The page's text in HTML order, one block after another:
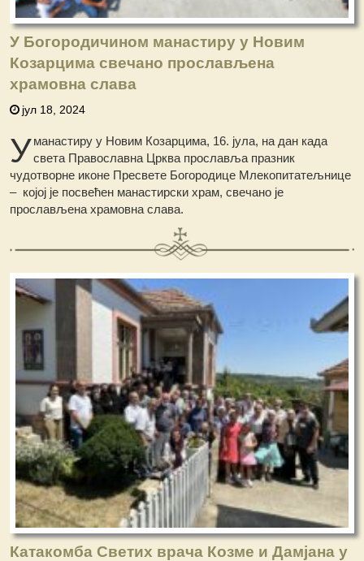
У Богородичином манастиру у Новим
Козарцима свечано прослављена
храмовна слава
јул 18, 2024
Уманастиру у Новим Козарцима, 16. јула, на дан када
света Православна Црква прославља празник
чудотворне иконе Пресвете Богородице Млекопитатељнице
– којој је посвећен манастирски храм, свечано је
прослављена храмовна слава.
Катакомба Светих врача Козме и Дамјана у